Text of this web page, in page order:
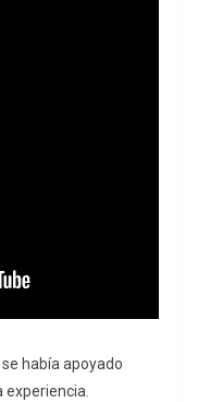
había apoyado